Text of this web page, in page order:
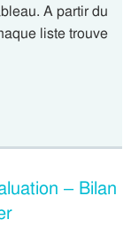
A partir du
liste trouve
– Bilan